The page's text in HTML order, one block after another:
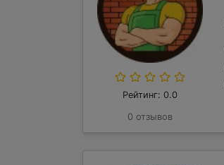
Рейтинг: 0.0
0 отзывов